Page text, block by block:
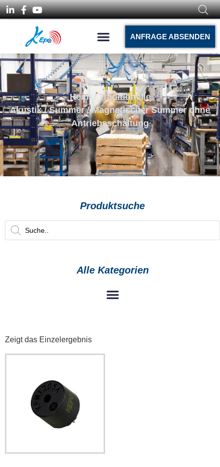
ANFRAGE ABSENDEN
Heim /Traditionelle
Akustik/Summer/ Magnetischer Summer ohne
Antriebsschaltung
Produktsuche
Alle Kategorien
Zeigt das Einzelergebnis